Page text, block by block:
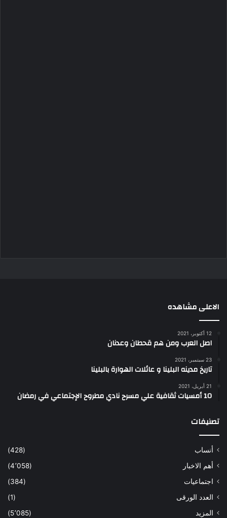
الاعلى مشاهده
12 أكتوبر، 2021
اصل العرب ومن هم قحطان وعدنان
23 سبتمبر، 2021
تاريخ مدينه البلينا و عائلات الهوارة بالبلينا
21 أبريل، 2021
10 أمسيات ثقافية علي مسرح نادي مطروح الإجتماعي في رمضان
تصنيفات
أنساب
(428)
أهم الاخبار
(4٬058)
اجتماعيات
(384)
العدد الورقى
(1)
المزيد
(5٬085)